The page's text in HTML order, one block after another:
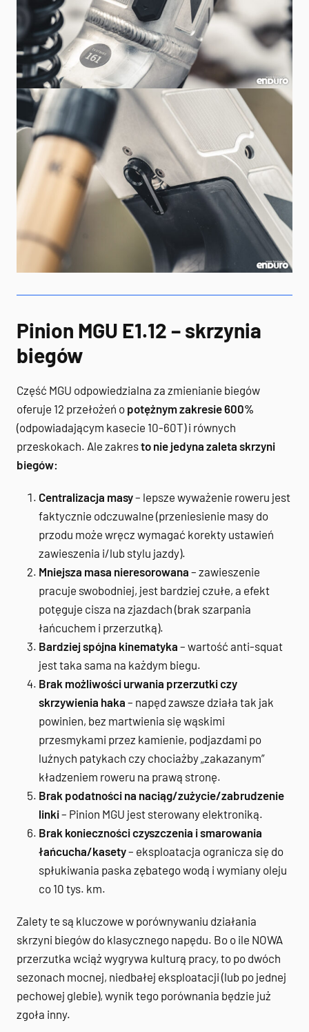
Pinion MGU E1.12 – skrzynia
biegów
Część MGU odpowiedzialna za zmienianie biegów
oferuje 12 przełożeń o potężnym zakresie 600%
(odpowiadającym kasecie 10-60T) i równych
przeskokach. Ale zakresto nie jedyna zaleta skrzyni
biegów:
Centralizacja masy– lepsze wyważenie roweru jest
faktycznie odczuwalne (przeniesienie masy do
przodu może wręcz wymagać korekty ustawień
zawieszenia i/lub stylu jazdy).
Mniejsza masa nieresorowana – zawieszenie
pracuje swobodniej, jest bardziej czułe, a efekt
potęguje cisza na zjazdach (brak szarpania
łańcuchem i przerzutką).
Bardziej spójna kinematyka – wartość anti-squat
jest taka sama na każdym biegu.
Brak możliwości urwania przerzutki czy
skrzywienia haka – napęd zawsze działa tak jak
powinien, bez martwienia się wąskimi
przesmykami przez kamienie, podjazdami po
luźnych patykach czy chociażby „zakazanym”
kładzeniem roweru na prawą stronę.
Brak podatności na naciąg/zużycie/zabrudzenie
linki– Pinion MGU jest sterowany elektroniką.
Brak konieczności czyszczenia i smarowania
łańcucha/kasety– eksploatacja ogranicza się do
spłukiwania paska zębatego wodą i wymiany oleju
co 10 tys. km.
Zalety te są kluczowe w porównywaniu działania
skrzyni biegów do klasycznego napędu. Bo o ile NOWA
przerzutka wciąż wygrywa kulturą pracy, to po dwóch
sezonach mocnej, niedbałej eksploatacji (lub po jednej
pechowej glebie), wynik tego porównania będzie już
zgoła inny.